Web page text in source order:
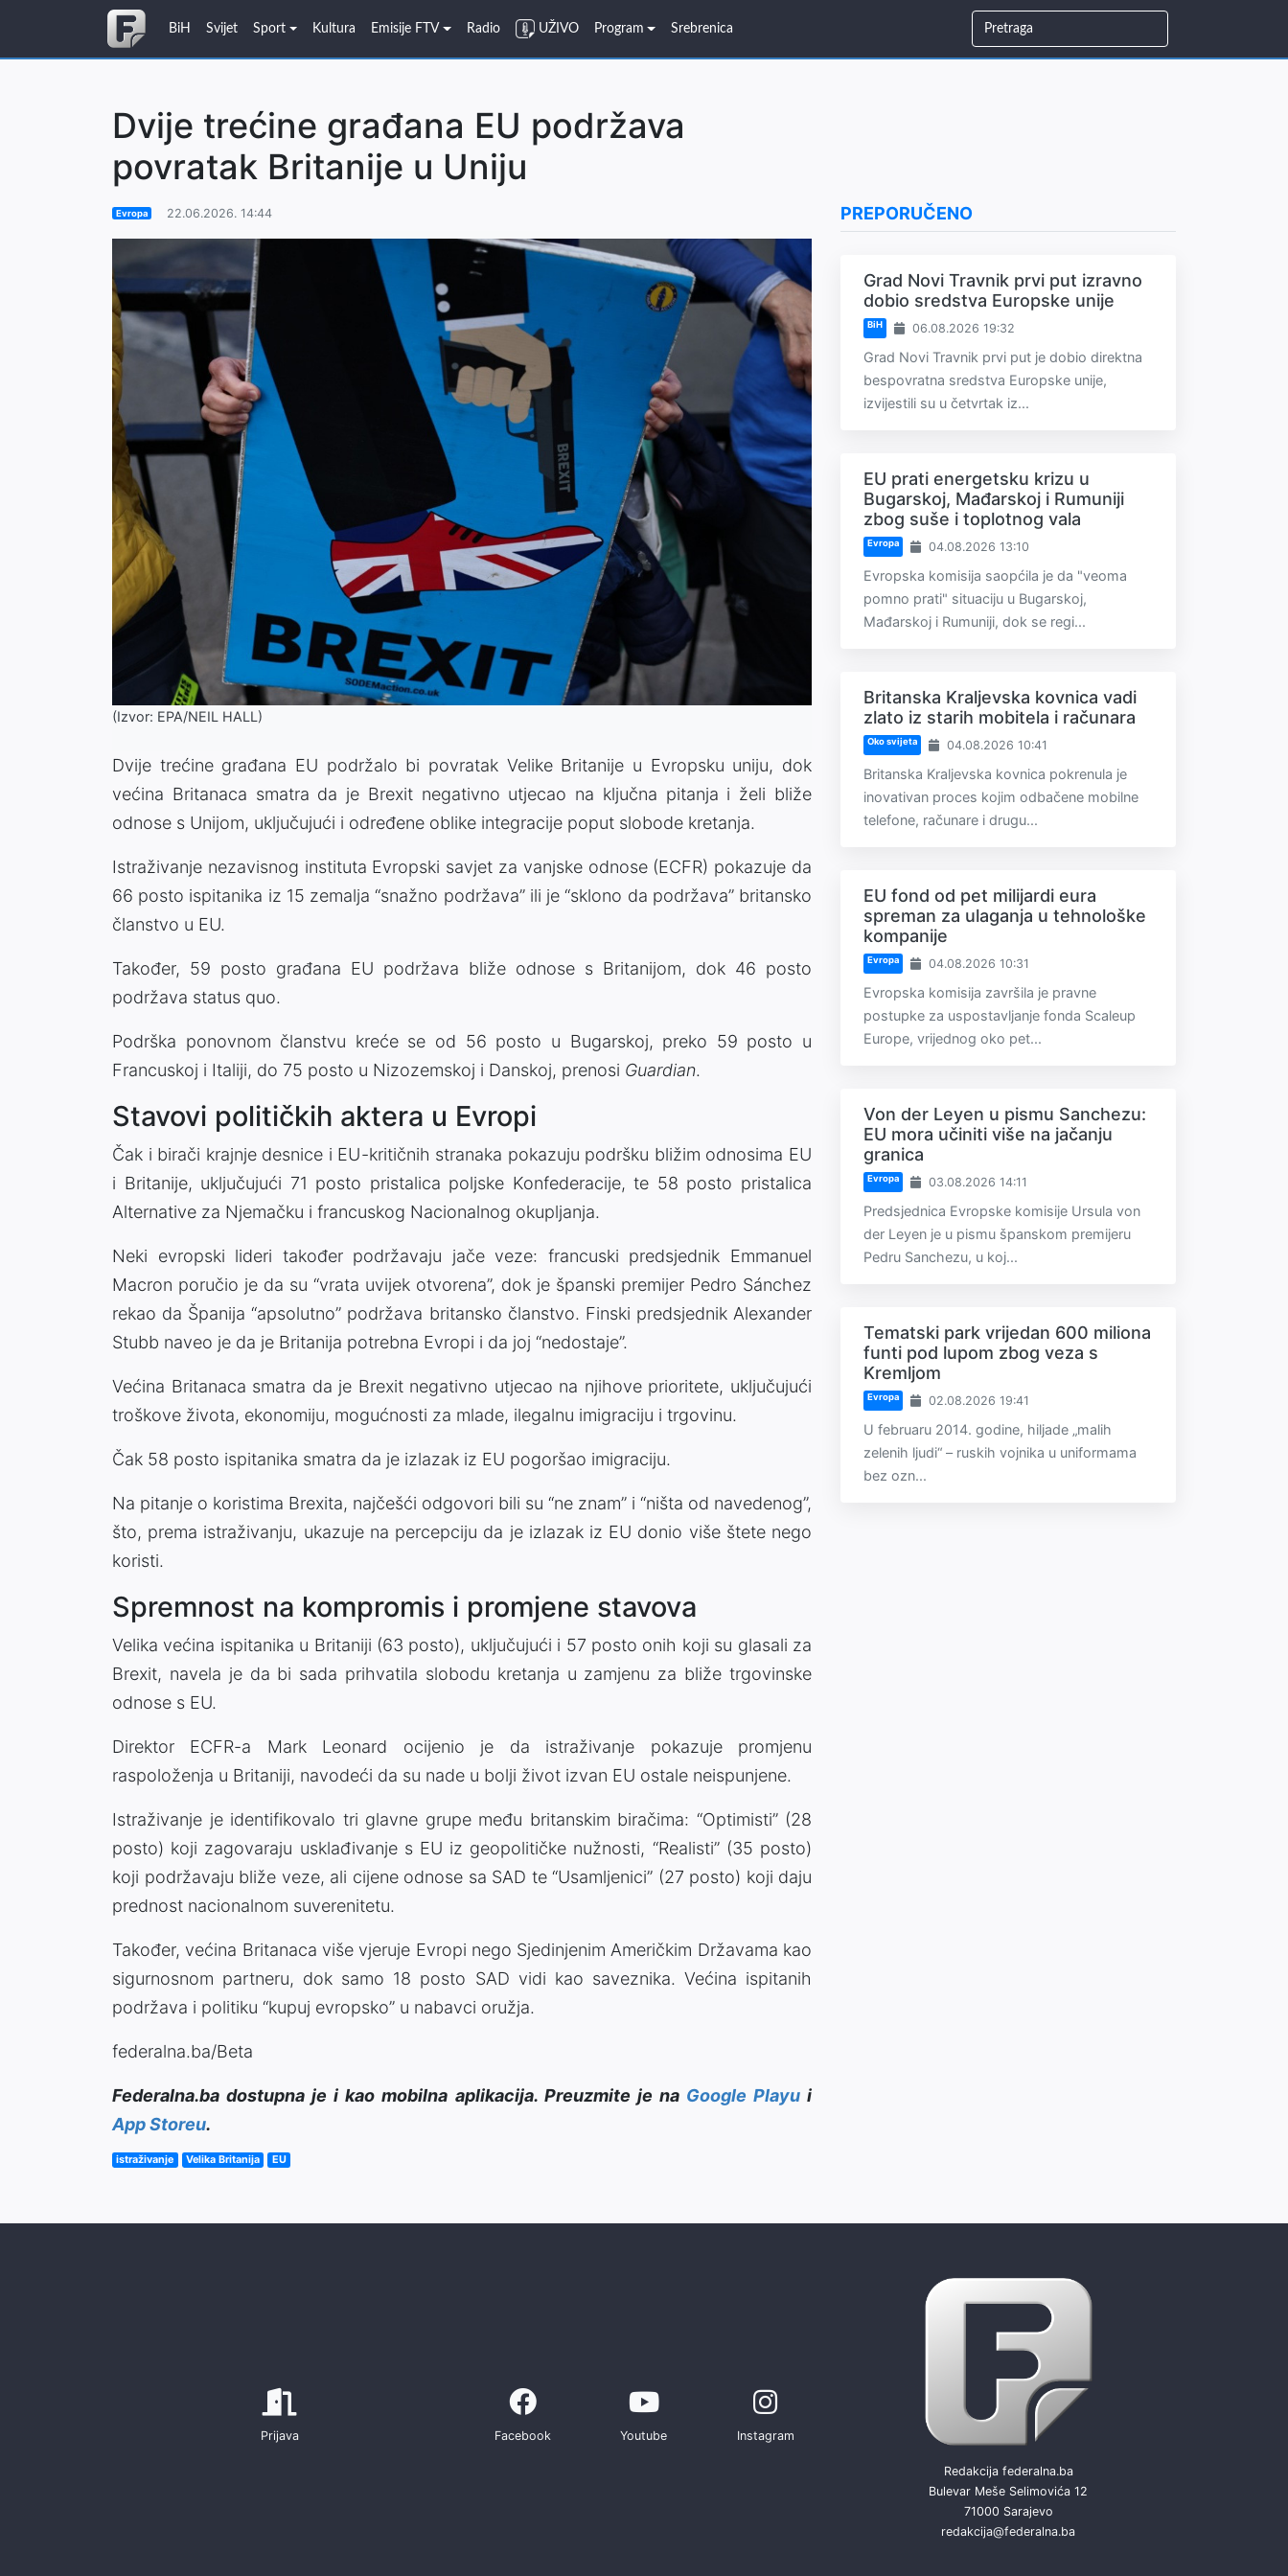
BiH Svijet Sport Kultura Emisije FTV Radio UŽIVO Program Srebrenica
Dvije trećine građana EU podržava
povratak Britanije u Uniju
Evropa 22.06.2026. 14:44
(Izvor: EPA/NEIL HALL)
Dvije trećine građana EU podržalo bi povratak Velike Britanije u Evropsku uniju, dok
većina Britanaca smatra da je Brexit negativno utjecao na ključna pitanja i želi bliže
odnose s Unijom, uključujući i određene oblike integracije poput slobode kretanja.
Istraživanje nezavisnog instituta Evropski savjet za vanjske odnose (ECFR) pokazuje da
66 posto ispitanika iz 15 zemalja “snažno podržava” ili je “sklono da podržava” britansko
članstvo u EU.
Također, 59 posto građana EU podržava bliže odnose s Britanijom, dok 46 posto
podržava status quo.
Podrška ponovnom članstvu kreće se od 56 posto u Bugarskoj, preko 59 posto u
Francuskoj i Italiji, do 75 posto u Nizozemskoj i Danskoj, prenosi Guardian.
Stavovi političkih aktera u Evropi
Čak i birači krajnje desnice i EU-kritičnih stranaka pokazuju podršku bližim odnosima EU
i Britanije, uključujući 71 posto pristalica poljske Konfederacije, te 58 posto pristalica
Alternative za Njemačku i francuskog Nacionalnog okupljanja.
Neki evropski lideri također podržavaju jače veze: francuski predsjednik Emmanuel
Macron poručio je da su “vrata uvijek otvorena”, dok je španski premijer Pedro Sánchez
rekao da Španija “apsolutno” podržava britansko članstvo. Finski predsjednik Alexander
Stubb naveo je da je Britanija potrebna Evropi i da joj “nedostaje”.
Većina Britanaca smatra da je Brexit negativno utjecao na njihove prioritete, uključujući
troškove života, ekonomiju, mogućnosti za mlade, ilegalnu imigraciju i trgovinu.
Čak 58 posto ispitanika smatra da je izlazak iz EU pogoršao imigraciju.
Na pitanje o koristima Brexita, najčešći odgovori bili su “ne znam” i “ništa od navedenog”,
što, prema istraživanju, ukazuje na percepciju da je izlazak iz EU donio više štete nego
koristi.
Spremnost na kompromis i promjene stavova
Velika većina ispitanika u Britaniji (63 posto), uključujući i 57 posto onih koji su glasali za
Brexit, navela je da bi sada prihvatila slobodu kretanja u zamjenu za bliže trgovinske
odnose s EU.
Direktor ECFR-a Mark Leonard ocijenio je da istraživanje pokazuje promjenu
raspoloženja u Britaniji, navodeći da su nade u bolji život izvan EU ostale neispunjene.
Istraživanje je identifikovalo tri glavne grupe među britanskim biračima: “Optimisti” (28
posto) koji zagovaraju usklađivanje s EU iz geopolitičke nužnosti, “Realisti” (35 posto)
koji podržavaju bliže veze, ali cijene odnose sa SAD te “Usamljenici” (27 posto) koji daju
prednost nacionalnom suverenitetu.
Također, većina Britanaca više vjeruje Evropi nego Sjedinjenim Američkim Državama kao
sigurnosnom partneru, dok samo 18 posto SAD vidi kao saveznika. Većina ispitanih
podržava i politiku “kupuj evropsko” u nabavci oružja.
federalna.ba/Beta
Federalna.ba dostupna je i kao mobilna aplikacija. Preuzmite je na Google Playui
App Storeu.
istraživanje Velika Britanija EU
PREPORUČENO
Grad Novi Travnik prvi put izravno
dobio sredstva Europske unije
BiH 06.08.2026 19:32
Grad Novi Travnik prvi put je dobio direktna
bespovratna sredstva Europske unije,
izvijestili su u četvrtak iz...
EU prati energetsku krizu u
Bugarskoj, Mađarskoj i Rumuniji
zbog suše i toplotnog vala
Evropa 04.08.2026 13:10
Evropska komisija saopćila je da "veoma
pomno prati" situaciju u Bugarskoj,
Mađarskoj i Rumuniji, dok se regi...
Britanska Kraljevska kovnica vadi
zlato iz starih mobitela i računara
Oko svijeta 04.08.2026 10:41
Britanska Kraljevska kovnica pokrenula je
inovativan proces kojim odbačene mobilne
telefone, računare i drugu...
EU fond od pet milijardi eura
spreman za ulaganja u tehnološke
kompanije
Evropa 04.08.2026 10:31
Evropska komisija završila je pravne
postupke za uspostavljanje fonda Scaleup
Europe, vrijednog oko pet...
Von der Leyen u pismu Sanchezu:
EU mora učiniti više na jačanju
granica
Evropa 03.08.2026 14:11
Predsjednica Evropske komisije Ursula von
der Leyen je u pismu španskom premijeru
Pedru Sanchezu, u koj...
Tematski park vrijedan 600 miliona
funti pod lupom zbog veza s
Kremljom
Evropa 02.08.2026 19:41
U februaru 2014. godine, hiljade „malih
zelenih ljudi“ – ruskih vojnika u uniformama
bez ozn...
Prijava Facebook Youtube Instagram
Redakcija federalna.ba
Bulevar Meše Selimovića 12
71000 Sarajevo
redakcija@federalna.ba